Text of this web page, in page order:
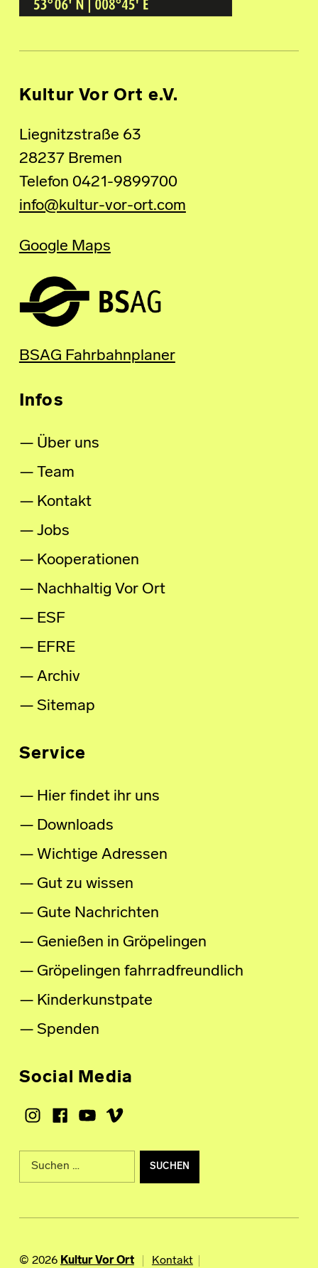
Kultur Vor Ort e.V.
Liegnitzstraße 63
28237 Bremen
Telefon 0421-9899700
info@kultur-vor-ort.com
Google Maps
BSAG Fahrbahnplaner
Infos
Über uns
Team
Kontakt
Jobs
Kooperationen
Nachhaltig Vor Ort
ESF
EFRE
Archiv
Sitemap
Service
Hier findet ihr uns
Downloads
Wichtige Adressen
Gut zu wissen
Gute Nachrichten
Genießen in Gröpelingen
Gröpelingen fahrradfreundlich
Kinderkunstpate
Spenden
Social Media
Instagram
Facebook
Youtube
Vimeo
Suche nach:
© 2026 Kultur Vor Ort Kontakt